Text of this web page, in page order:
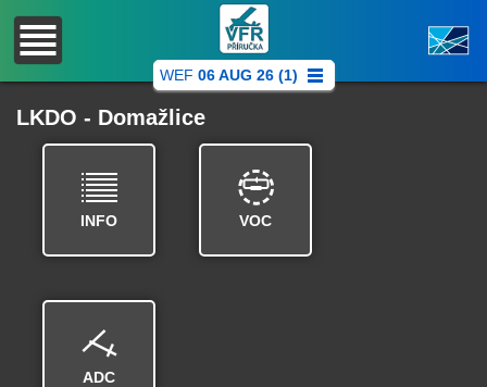
WEF 06 AUG 26 (1)
LKDO - Domažlice
INFO VOC
ADC